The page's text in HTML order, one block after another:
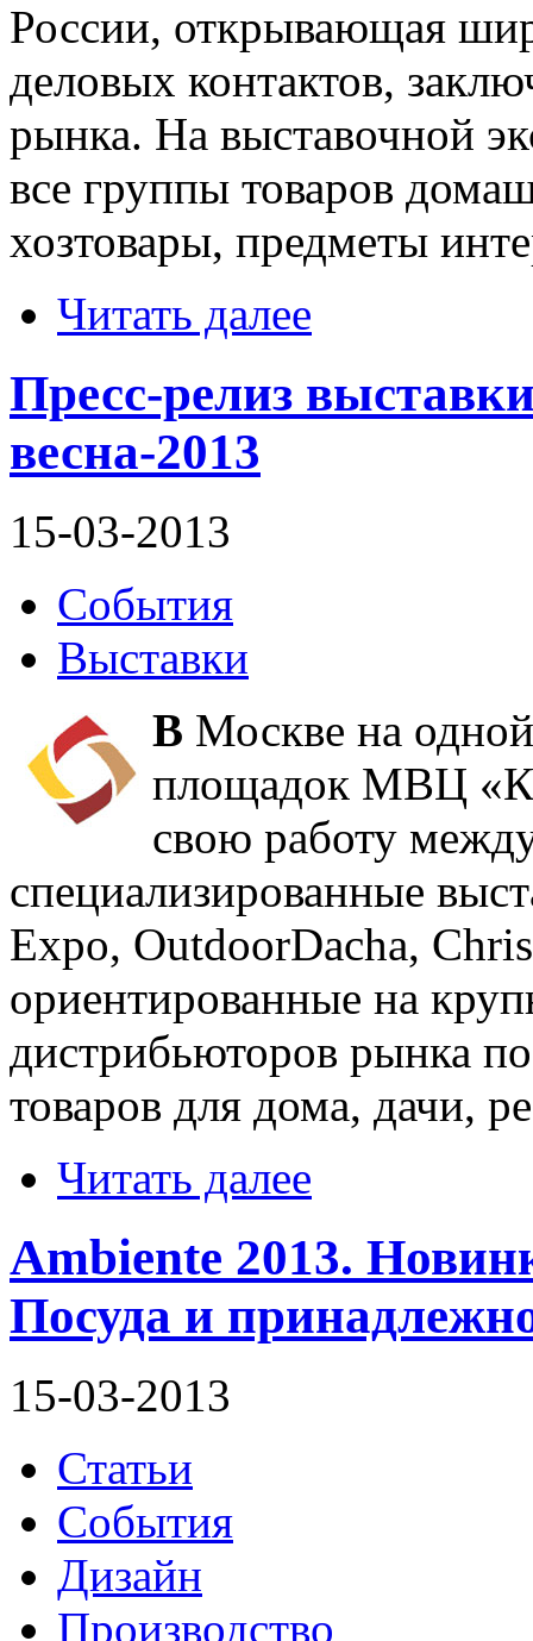
России, открывающая
деловых контактов,
рынка. На выставочной
все группы товаров
хозтовары, предметы
Читать далее
Пресс-релиз
весна-2013
15-03-2013
События
Выставки
В Москве на
площадок МВЦ
свою работу
специализированные
Expo, OutdoorDacha,
ориентированные на
дистрибьюторов рынка
товаров для дома, дачи,
Читать далее
Ambiente 2013.
Посуда и
15-03-2013
Статьи
События
Дизайн
Производство